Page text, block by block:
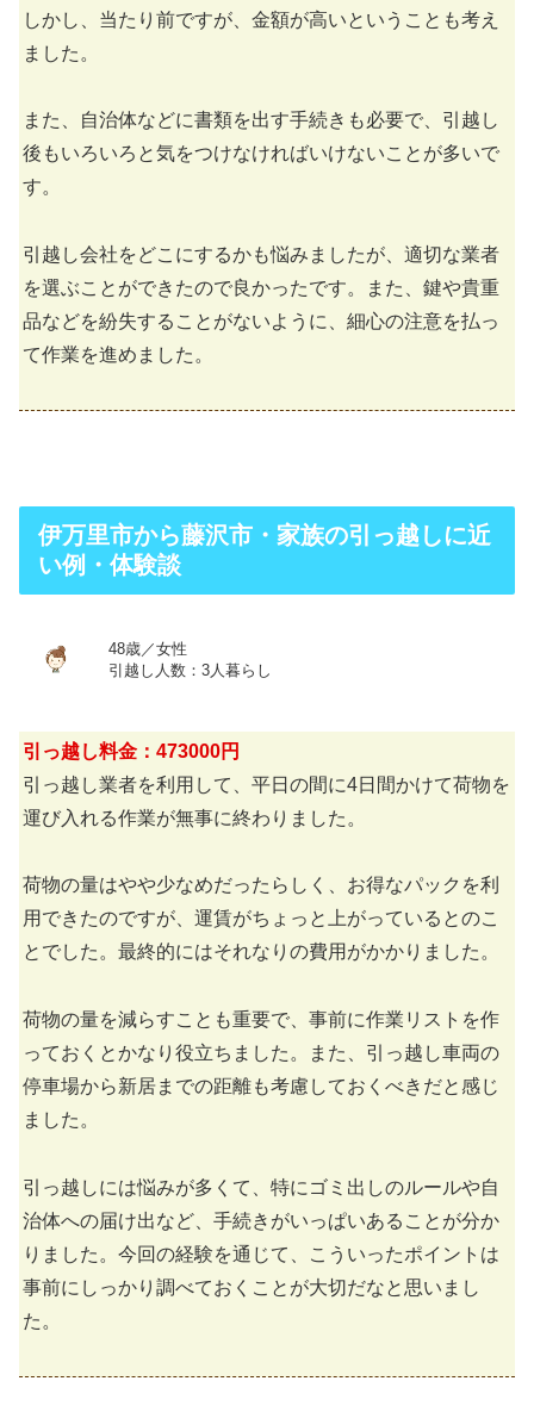
しかし、当たり前ですが、金額が高いということも考え
ました。
また、自治体などに書類を出す手続きも必要で、引越し
後もいろいろと気をつけなければいけないことが多いで
す。
引越し会社をどこにするかも悩みましたが、適切な業者
を選ぶことができたので良かったです。また、鍵や貴重
品などを紛失することがないように、細心の注意を払っ
て作業を進めました。
伊万里市から藤沢市・家族の引っ越しに近
い例・体験談
48歳／女性
引越し人数：3人暮らし
引っ越し料金：473000円
引っ越し業者を利用して、平日の間に4日間かけて荷物を
運び入れる作業が無事に終わりました。
荷物の量はやや少なめだったらしく、お得なパックを利
用できたのですが、運賃がちょっと上がっているとのこ
とでした。最終的にはそれなりの費用がかかりました。
荷物の量を減らすことも重要で、事前に作業リストを作
っておくとかなり役立ちました。また、引っ越し車両の
停車場から新居までの距離も考慮しておくべきだと感じ
ました。
引っ越しには悩みが多くて、特にゴミ出しのルールや自
治体への届け出など、手続きがいっぱいあることが分か
りました。今回の経験を通じて、こういったポイントは
事前にしっかり調べておくことが大切だなと思いまし
た。